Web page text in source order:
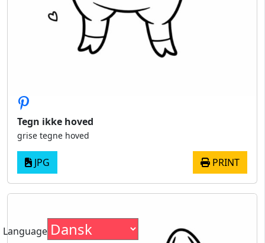
Tegn ikke hoved
grise tegne hoved
JPG PRINT
Language